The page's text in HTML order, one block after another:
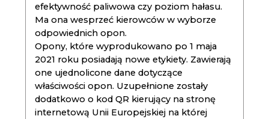
efektywność paliwowa czy poziom hałasu.
Ma ona wesprzeć kierowców w wyborze
odpowiednich opon.
Opony, które wyprodukowano po 1 maja
2021 roku posiadają nowe etykiety. Zawierają
one ujednolicone dane dotyczące
właściwości opon. Uzupełnione zostały
dodatkowo o kod QR kierujący na stronę
internetową Unii Europejskiej na której